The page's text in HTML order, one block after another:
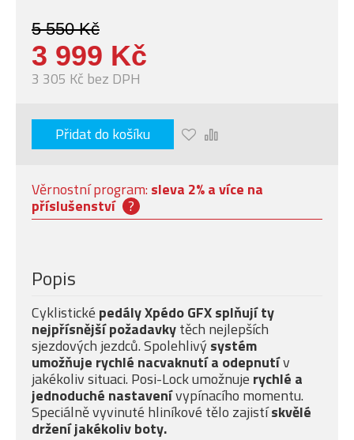
5 550 Kč
3 999 Kč
3 305 Kč bez DPH
Přidat do košíku
Věrnostní program: sleva 2% a více na
příslušenství ?
Popis
Cyklistické pedály Xpédo GFX splňují ty
nejpřísnější požadavkytěch nejlepších
sjezdových jezdců. Spolehlivý systém
umožňuje rychlé nacvaknutí a odepnutív
jakékoliv situaci. Posi-Lock umožnuje rychlé a
jednoduché nastavenívypínacího momentu.
Speciálně vyvinuté hliníkové tělo zajistískvělé
držení jakékoliv boty.